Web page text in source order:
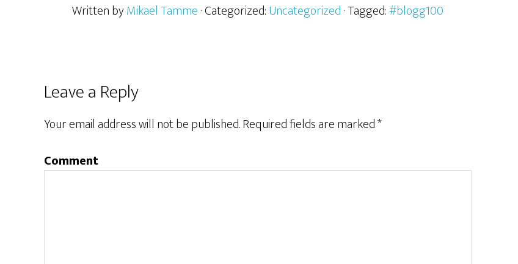
Written byMikael Tamme· Categorized:Uncategorized· Tagged:#blogg100
Leave a Reply
Your email address will not be published.Required fields are marked*
Comment